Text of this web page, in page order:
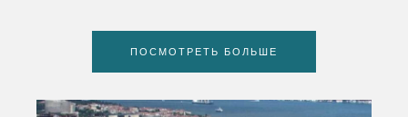
ПОСМОТРЕТЬ БОЛЬШЕ